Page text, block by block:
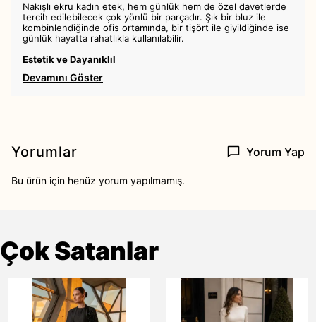
Nakışlı ekru kadın etek, hem günlük hem de özel davetlerde
tercih edilebilecek çok yönlü bir parçadır. Şık bir bluz ile
kombinlendiğinde ofis ortamında, bir tişört ile giyildiğinde ise
günlük hayatta rahatlıkla kullanılabilir.
Estetik ve Dayanıklıl
Devamını Göster
Yorumlar Yorum Yap
Bu ürün için henüz yorum yapılmamış.
Çok Satanlar